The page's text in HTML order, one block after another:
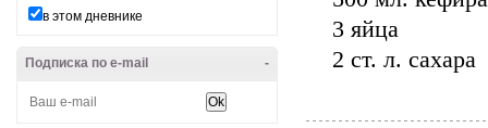
в этом дневнике
-
Подписка по e-mail
3 яйца
2 ст. л. сахара